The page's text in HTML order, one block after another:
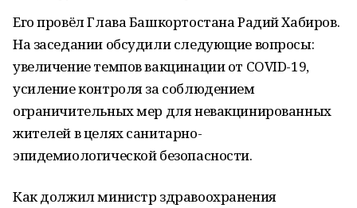
Его провёл Глава Башкортостана Радий Хабиров.
На заседании обсудили следующие вопросы:
увеличение темпов вакцинации от COVID-19,
усиление контроля за соблюдением
ограничительных мер для невакцинированных
жителей в целях санитарно-
эпидемиологической безопасности.
Как должил министр здравоохранения